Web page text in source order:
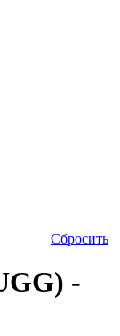
Сбросить
-